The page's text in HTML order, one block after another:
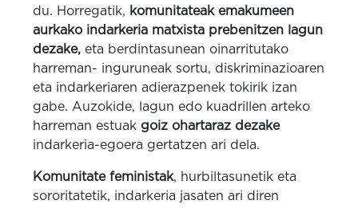
du. Horregatik, komunitateak emakumeen
aurkako indarkeria matxista prebenitzen lagun
dezake, eta berdintasunean oinarritutako
harreman- inguruneak sortu, diskriminazioaren
eta indarkeriaren adierazpenek tokirik izan
gabe. Auzokide, lagun edo kuadrillen arteko
harreman estuak goiz ohartaraz dezake
indarkeria-egoera gertatzen ari dela.
Komunitate feministak, hurbiltasunetik eta
sororitatetik, indarkeria jasaten ari diren